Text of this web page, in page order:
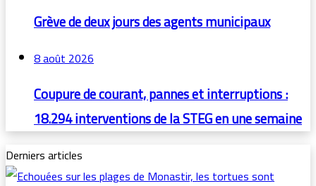
Grève de deux jours des agents municipaux
8 août 2026
Coupure de courant, pannes et interruptions :
18.294 interventions de la STEG en une semaine
Derniers articles